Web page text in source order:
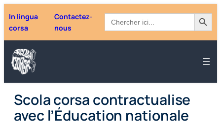
In lingua
corsa
Contactez-
nous
Search
for:
Search Button
Scola corsa contractualise
avec l’Éducation nationale